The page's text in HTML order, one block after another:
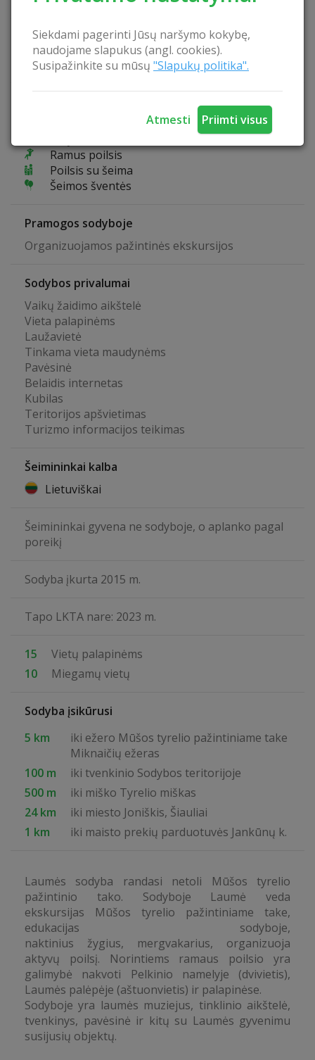
Siekdami pagerinti Jūsų naršymo kokybę,
naudojame slapukus (angl. cookies).
Susipažinkite su mūsų "Slapukų politika".
Atmesti Priimti visus
Kaina
100 - 500 €
Visa sodyba
Ramus poilsis
Poilsis su šeima
Šeimos šventės
Pramogos sodyboje
Organizuojamos pažintinės ekskursijos
Sodybos privalumai
Vaikų žaidimo aikštelė
Vieta palapinėms
Laužavietė
Tinkama vieta maudynėms
Pavėsinė
Belaidis internetas
Kubilas
Teritorijos apšvietimas
Turizmo informacijos teikimas
Šeimininkai kalba
Lietuviškai
Šeimininkai gyvena ne sodyboje, o aplanko pagal
poreikį
Sodyba įkurta 2015 m.
Tapo LKTA nare: 2023 m.
15
Vietų palapinėms
10
Miegamų vietų
Sodyba įsikūrusi
5 km
iki ežero Mūšos tyrelio pažintiniame take
Miknaičių ežeras
100 m
iki tvenkinio Sodybos teritorijoje
500 m
iki miško Tyrelio miškas
24 km
iki miesto Joniškis, Šiauliai
1 km
iki maisto prekių parduotuvės Jankūnų k.
Laumės sodyba randasi netoli Mūšos tyrelio
pažintinio tako. Sodyboje Laumė veda
ekskursijas Mūšos tyrelio pažintiniame take,
edukacijas sodyboje,
naktinius žygius, mergvakarius, organizuoja
aktyvų poilsį. Norintiems ramaus poilsio yra
galimybė nakvoti Pelkinio namelyje (dvivietis),
Laumės palėpėje (aštuonvietis) ir palapinėse.
Sodyboje yra laumės muziejus, tinklinio aikštelė,
tvenkinys, pavėsinė ir kitų su Laumės gyvenimu
susijusių objektų.